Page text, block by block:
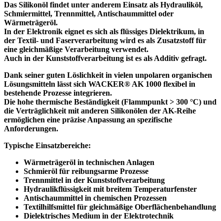
Das Silikonöl findet unter anderem Einsatz als Hydrauliköl,
Schmiermittel, Trennmittel, Antischaummittel oder
Wärmeträgeröl.
In der Elektronik eignet es sich als flüssiges Dielektrikum, in
der Textil- und Faserverarbeitung wird es als Zusatzstoff für
eine gleichmäßige Verarbeitung verwendet.
Auch in der Kunststoffverarbeitung ist es als Additiv gefragt.
Dank seiner guten Löslichkeit in vielen unpolaren organischen
Lösungsmitteln lässt sich WACKER® AK 1000 flexibel in
bestehende Prozesse integrieren.
Die hohe thermische Beständigkeit (Flammpunkt > 300 °C) und
die Verträglichkeit mit anderen Silikonölen der AK-Reihe
ermöglichen eine präzise Anpassung an spezifische
Anforderungen.
Typische Einsatzbereiche:
Wärmeträgeröl in technischen Anlagen
Schmieröl für reibungsarme Prozesse
Trennmittel in der Kunststoffverarbeitung
Hydraulikflüssigkeit mit breitem Temperaturfenster
Antischaummittel in chemischen Prozessen
Textilhilfsmittel für gleichmäßige Oberflächenbehandlung
Dielektrisches Medium in der Elektrotechnik